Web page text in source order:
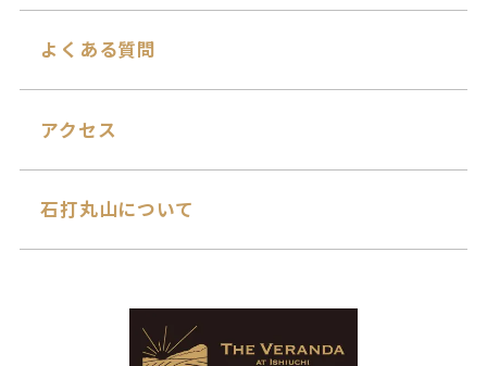
よくある質問
アクセス
石打丸山について